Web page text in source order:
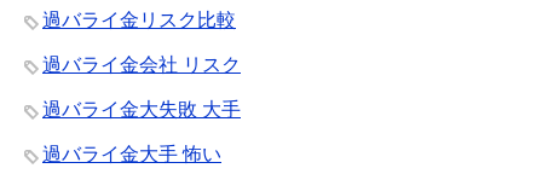
過バライ金リスク比較
過バライ金会社 リスク
過バライ金大失敗 大手
過バライ金大手 怖い